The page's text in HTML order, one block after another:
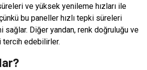
ve yüksek yenileme hızları ile
bu paneller hızlı tepki süreleri
Diğer yandan, renk doğruluğu ve
tercih edebilirler.